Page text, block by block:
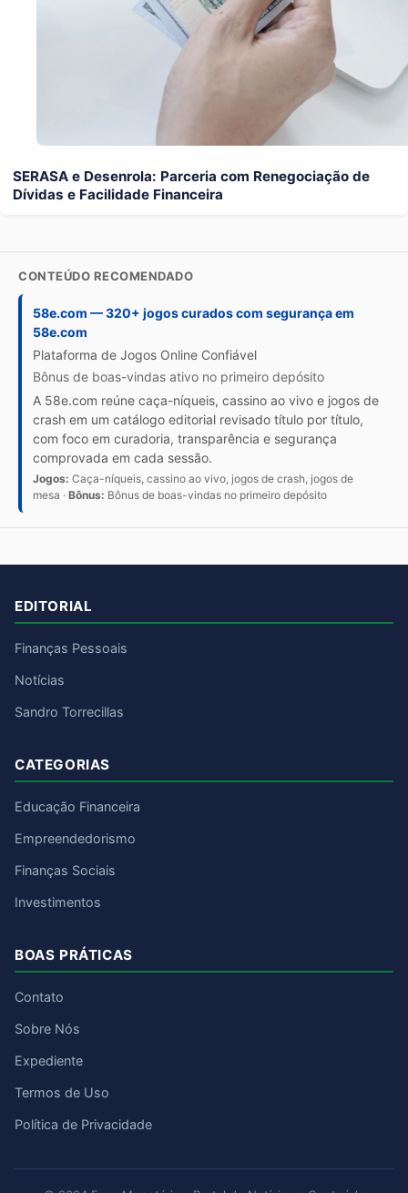
SERASA e Desenrola: Parceria com Renegociação de
Dívidas e Facilidade Financeira
CONTEÚDO RECOMENDADO
58e.com — 320+ jogos curados com segurança em
58e.com
Plataforma de Jogos Online Confiável
Bônus de boas-vindas ativo no primeiro depósito
A 58e.com reúne caça-níqueis, cassino ao vivo e jogos de
crash em um catálogo editorial revisado título por título,
com foco em curadoria, transparência e segurança
comprovada em cada sessão.
Jogos: Caça-níqueis, cassino ao vivo, jogos de crash, jogos de
mesa · Bônus: Bônus de boas-vindas no primeiro depósito
EDITORIAL
Finanças Pessoais
Notícias
Sandro Torrecillas
CATEGORIAS
Educação Financeira
Empreendedorismo
Finanças Sociais
Investimentos
BOAS PRÁTICAS
Contato
Sobre Nós
Expediente
Termos de Uso
Política de Privacidade